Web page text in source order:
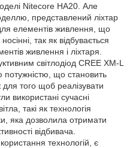
Nitecore HA20. Але
представлений ліхтар
елементів живлення, що
так як відбувається
живлення і ліхтаря.
світлодіод CREE XM-L
що становить
того щоб реалізувати
використані сучасні
такі як технологія
яка дозволила отримати
відбивача.
технологій, є